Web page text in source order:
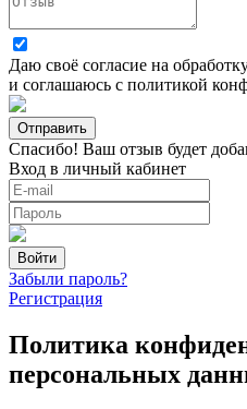
Даю своё согласие на
и соглашаюсь с политикой
Спасибо! Ваш отзыв будет
Вход в личный кабинет
Забыли пароль?
Регистрация
Политика
персональных